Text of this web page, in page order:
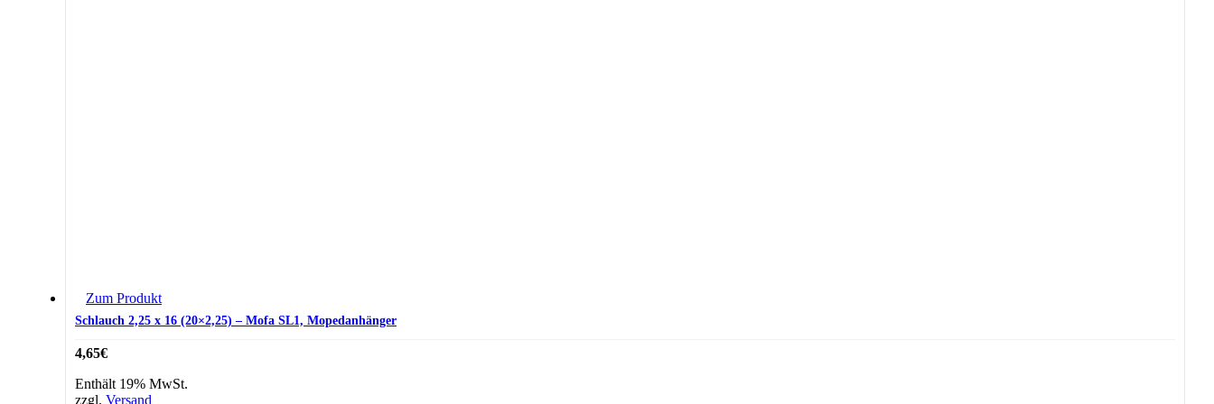
Zum Produkt
Schlauch 2,25 x 16 (20×2,25) – Mofa SL1, Mopedanhänger
4,65€
Enthält 19% MwSt.
zzgl. Versand